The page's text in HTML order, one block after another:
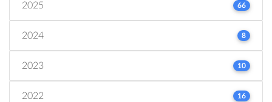
2025 66
2024 8
2023 10
2022 16